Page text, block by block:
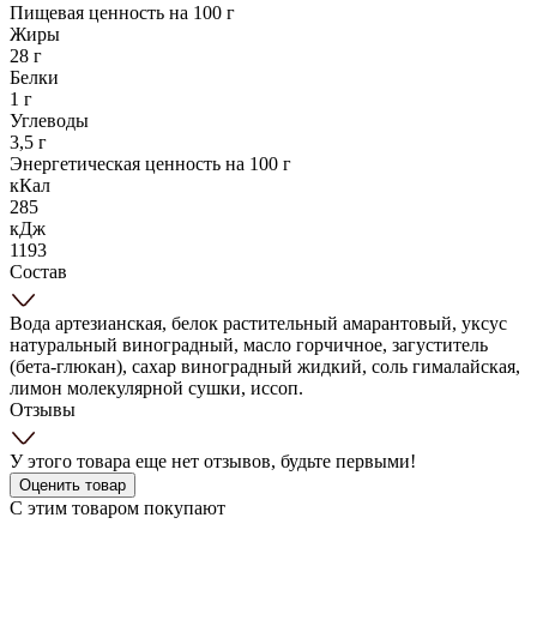
Пищевая ценность на 100 г
Жиры
28 г
Белки
1 г
Углеводы
3,5 г
Энергетическая ценность на 100 г
кКал
285
кДж
1193
Состав
Вода артезианская, белок растительный амарантовый, уксус
натуральный виноградный, масло горчичное, загуститель
(бета-глюкан), сахар виноградный жидкий, соль гималайская,
лимон молекулярной сушки, иссоп.
Отзывы
У этого товара еще нет отзывов, будьте первыми!
Оценить товар
С этим товаром покупают